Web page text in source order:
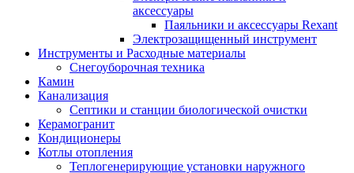
аксессуары
Паяльники и аксессуары Rexant
Электрозащищенный инструмент
Инструменты и Расходные материалы
Снегоуборочная техника
Камин
Канализация
Септики и станции биологической очистки
Керамогранит
Кондиционеры
Котлы отопления
Теплогенерирующие установки наружного